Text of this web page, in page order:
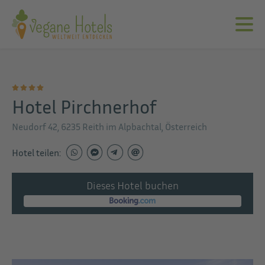
Hotel Pirchnerhof
Neudorf 42, 6235 Reith im Alpbachtal, Österreich
Hotel teilen:
Dieses Hotel buchen